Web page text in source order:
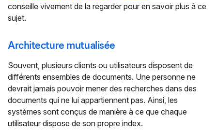
conseille vivement de la regarder pour en savoir plus à ce
sujet.
Architecture mutualisée
Souvent, plusieurs clients ou utilisateurs disposent de
différents ensembles de documents. Une personne ne
devrait jamais pouvoir mener des recherches dans des
documents qui ne lui appartiennent pas. Ainsi, les
systèmes sont conçus de manière à ce que chaque
utilisateur dispose de son propre index.